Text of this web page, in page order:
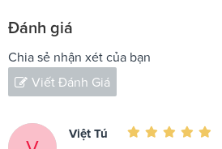
Đánh giá
Chia sẻ nhận xét của bạn
Viết Đánh Giá
Việt Tú